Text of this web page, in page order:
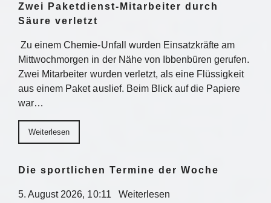
Zwei Paketdienst-Mitarbeiter durch
Säure verletzt
Zu einem Chemie-Unfall wurden Einsatzkräfte am
Mittwochmorgen in der Nähe von Ibbenbüren gerufen.
Zwei Mitarbeiter wurden verletzt, als eine Flüssigkeit
aus einem Paket auslief. Beim Blick auf die Papiere
war…
Weiterlesen
Die sportlichen Termine der Woche
5. August 2026, 10:11 Weiterlesen